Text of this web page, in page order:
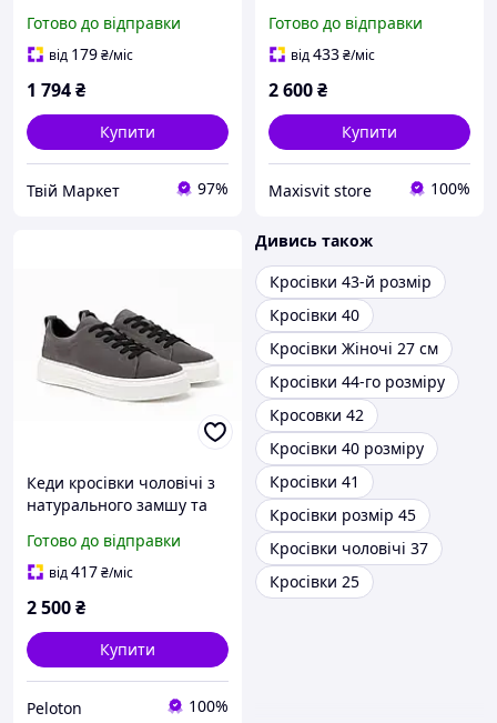
хутром HO-53
Готово до відправки
від 179₴/міс
1 794₴
Купити
Твій Маркет 97%
Готово до відправки
від433₴/міс
2 600₴
Купити
Maxisvit store 100%
Кеди кросівки чоловічі з
натурального замшу та
білою підошвою 42
розмір 27,5 - 28 см
Готово до відправки
від417₴/міс
2 500₴
Купити
Peloton 100%
Дивись також
Кросівки 43-й розмір
Кросівки 40
Кросівки Жіночі 27 см
Кросівки 44-го розміру
Кросовки 42
Кросівки 40 розміру
Кросівки 41
Кросівки розмір 45
Кросівки чоловічі 37
Кросівки 25